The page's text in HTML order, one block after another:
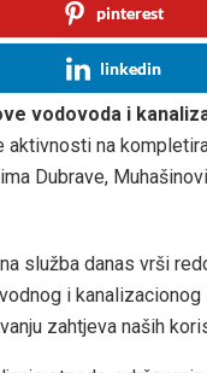
pinterest
linkedin
vodovoda i
aktivnosti na
Dubrave,
služba danas vrši
i kanalizacionog
zahtjeva naših